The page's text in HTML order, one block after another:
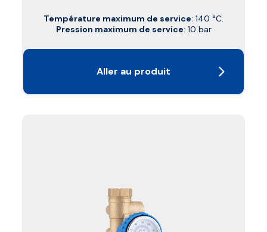
Température maximum de service: 140 °C.
Pression maximum de service: 10 bar
Aller au produit